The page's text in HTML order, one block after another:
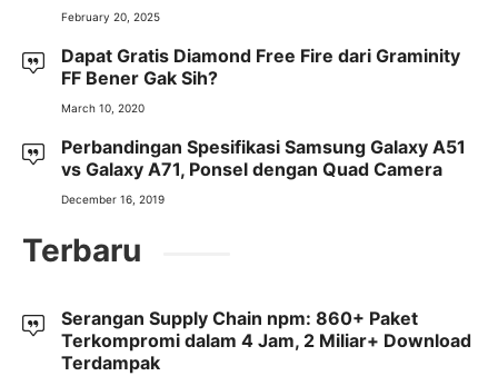
February 20, 2025
Dapat Gratis Diamond Free Fire dari Graminity
FF Bener Gak Sih?
March 10, 2020
Perbandingan Spesifikasi Samsung Galaxy A51
vs Galaxy A71, Ponsel dengan Quad Camera
December 16, 2019
Terbaru
Serangan Supply Chain npm: 860+ Paket
Terkompromi dalam 4 Jam, 2 Miliar+ Download
Terdampak